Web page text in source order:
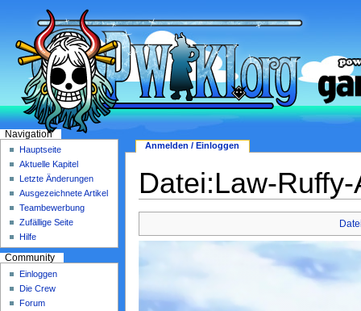
Datei:Law-
Anmelden / Einloggen
Navigation
Hauptseite
Aktuelle Kapitel
Letzte Änderungen
Ausgezeichnete Artikel
Teambewerbung
Zufällige Seite
Hilfe
Community
Einloggen
Die Crew
Forum